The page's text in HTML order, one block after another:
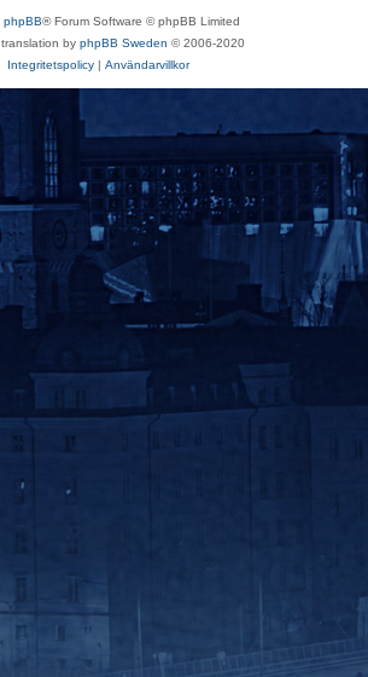
phpBB® Forum Software © phpBB Limited
by phpBB Sweden © 2006-2020
Integritetspolicy| Användarvillkor